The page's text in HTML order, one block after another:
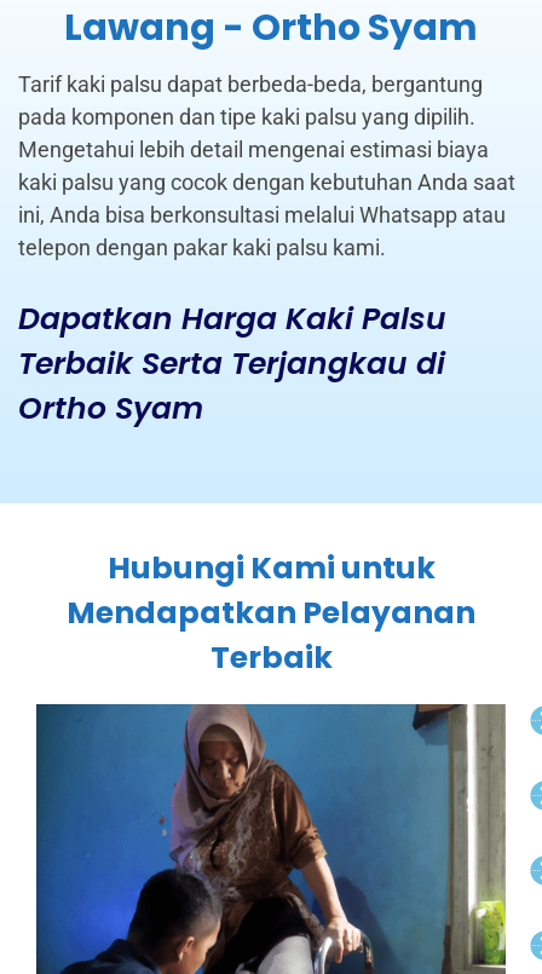
Lawang - Ortho Syam
Tarif kaki palsu dapat berbeda-beda, bergantung
pada komponen dan tipe kaki palsu yang dipilih.
Mengetahui lebih detail mengenai estimasi biaya
kaki palsu yang cocok dengan kebutuhan Anda saat
ini, Anda bisa berkonsultasi melalui Whatsapp atau
telepon dengan pakar kaki palsu kami.
Dapatkan Harga Kaki Palsu
Terbaik Serta Terjangkau di
Ortho Syam
Hubungi Kami untuk
Mendapatkan Pelayanan
Terbaik